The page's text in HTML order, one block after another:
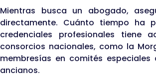
Mientras busca un abogado,
directamente. Cuánto tiempo ha
credenciales profesionales tiene
consorcios nacionales, como la
membresías en comités
ancianos.